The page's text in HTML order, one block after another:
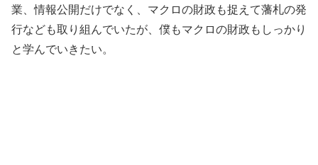
業、情報公開だけでなく、マクロの財政も捉えて藩札の発
行なども取り組んでいたが、僕もマクロの財政もしっかり
と学んでいきたい。